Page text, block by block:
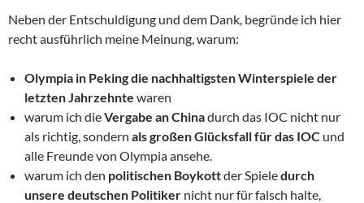
Neben der Entschuldigung und dem Dank, begründe ich hier
recht ausführlich meine Meinung, warum:
Olympia in Peking die nachhaltigsten Winterspiele der
letzten Jahrzehnte waren
warum ich dieVergabe an Chinadurch das IOC nicht nur
als richtig, sondern als großen Glücksfall für das IOC und
alle Freunde von Olympia ansehe.
warum ich den politischen Boykottder Spieledurch
unsere deutschen Politiker nicht nur für falsch halte,